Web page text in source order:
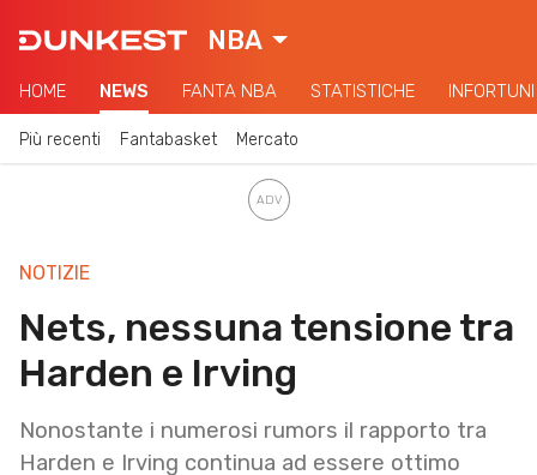
NBA
HOME NEWS FANTA NBA STATISTICHE INFORTUNI
Più recenti Fantabasket Mercato
NOTIZIE
Nets, nessuna tensione tra
Harden e Irving
Nonostante i numerosi rumors il rapporto tra
Harden e Irving continua ad essere ottimo